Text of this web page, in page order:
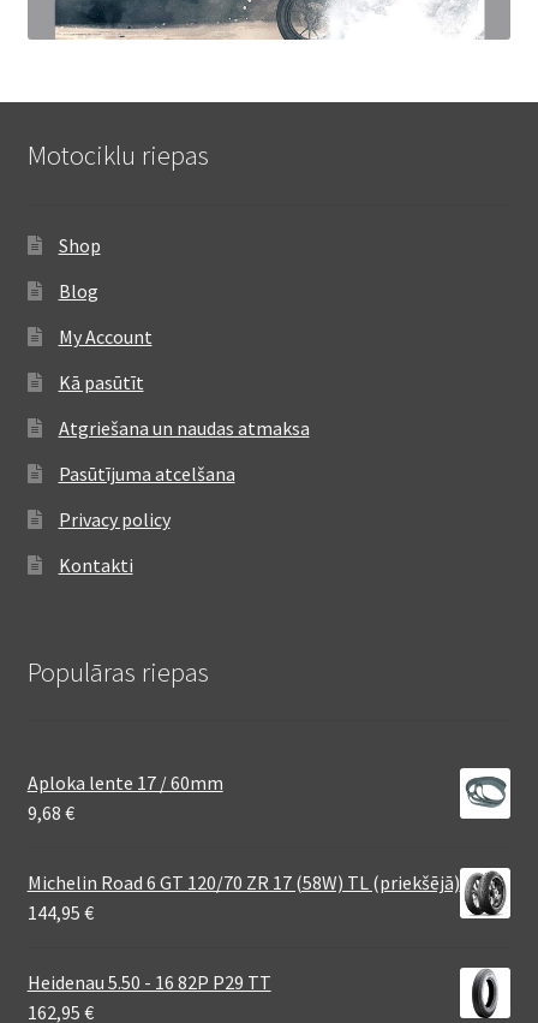
Motociklu riepas
Shop
Blog
My Account
Kā pasūtīt
Atgriešana un naudas atmaksa
Pasūtījuma atcelšana
Privacy policy
Kontakti
Populāras riepas
Aploka lente 17 / 60mm
9,68 €
Michelin Road 6 GT 120/70 ZR 17 (58W) TL (priekšējā)
144,95 €
Heidenau 5.50 - 16 82P P29 TT
162,95 €